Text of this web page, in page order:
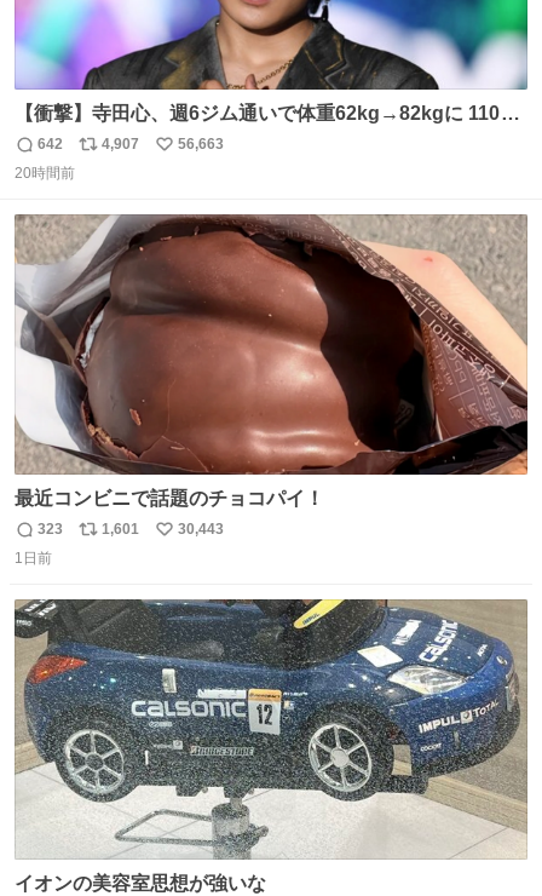
【衝撃】寺田心、週6ジム通いで体重62kg→82kgに 110kg
のベンチプレス持ち上げる姿披露
news.livedoor.com/article/detail… 元々自重のみだった
のためおにぎり10個、ゼリー飲料3～4本、パスタと毎日4
千kcalオーバーの食事を摂取し、増量したという。
返
信
642
リ
ト
数
4,907
い
数
56,663
20時間前
最近コンビニで話題のチョコパイ！
返
信
323
リ
ト
数
1,601
い
数
30,443
1日前
イオンの美容室思想が強いな